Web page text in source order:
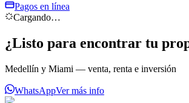
Pagos en línea
Cargando…
¿Listo para encontrar tu
Medellín y Miami — venta, renta e inversión
WhatsAppVer más info